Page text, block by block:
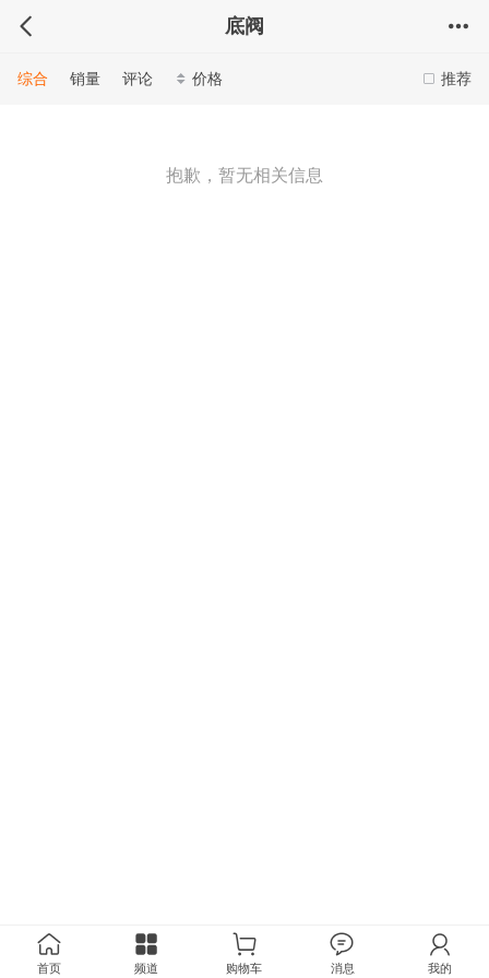
底阀
推荐
综合 销量 评论 价格
抱歉，暂无相关信息
首页 频道 购物车 消息 我的